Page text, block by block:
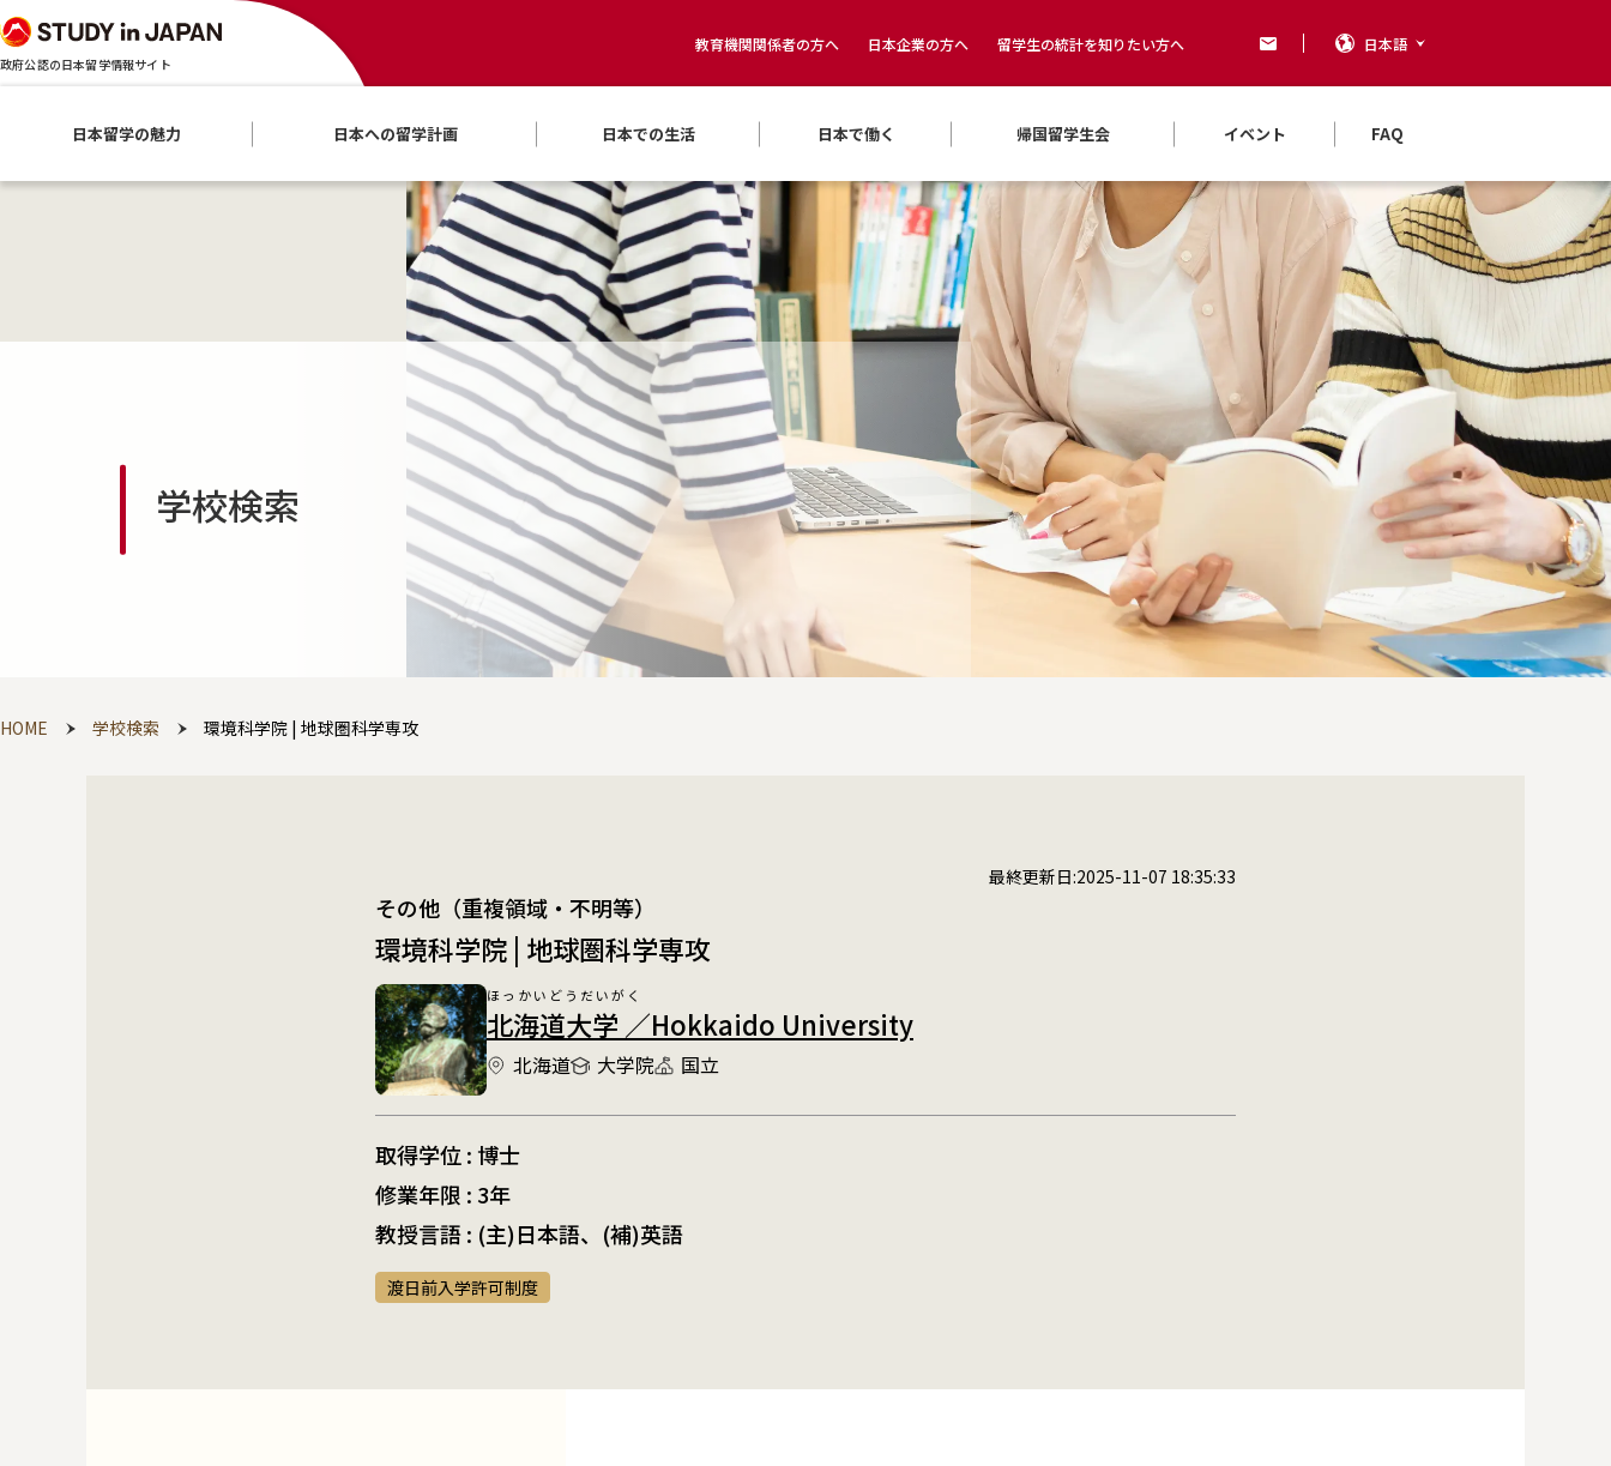
政府公認の日本留学情報サイト
教育機関関係者の方へ 日本企業の方へ 留学生の統計を知りたい方へ 日本語
日本留学の魅力 日本への留学計画 日本での生活 日本で働く 帰国留学生会 イベント FAQ
学校検索
HOME 学校検索 環境科学院 | 地球圏科学専攻
最終更新日:2025-11-07 18:35:33
その他（重複領域・不明等）
環境科学院 | 地球圏科学専攻
ほっかいどうだいがく
北海道大学 ／Hokkaido University
北海道 大学院 国立
取得学位 : 博士
修業年限 : 3年
教授言語 : (主)日本語、(補)英語
渡日前入学許可制度